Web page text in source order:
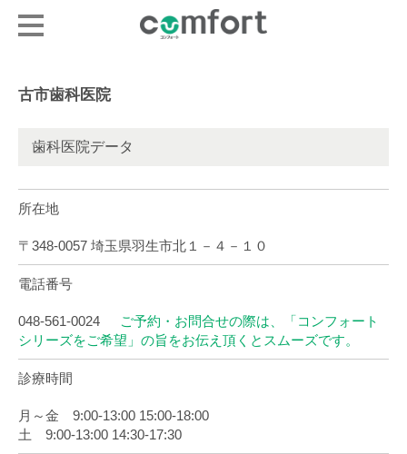
古市歯科医院
歯科医院データ
所在地
〒348-0057 埼玉県羽生市北１－４－１０
電話番号
048-561-0024
ご予約・お問合せの際は、「コンフォート
シリーズをご希望」の旨をお伝え頂くとスムーズです。
診療時間
月～金 9:00-13:00 15:00-18:00
土 9:00-13:00 14:30-17:30